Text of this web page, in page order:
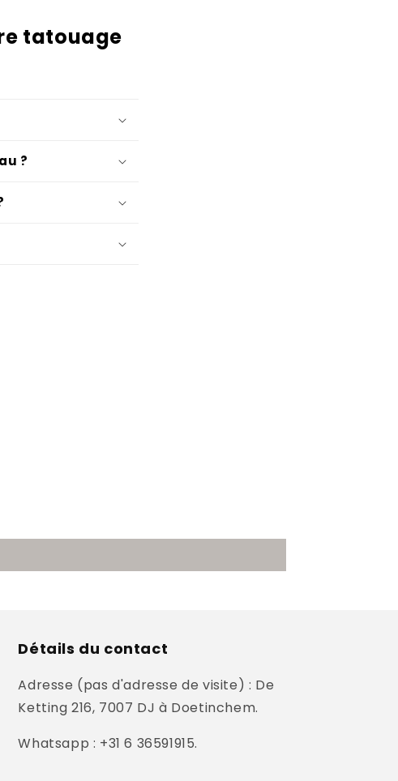
tatouage
?
Détails du contact
Adresse (pas d'adresse de visite) : De
Ketting 216, 7007 DJ à Doetinchem.
Whatsapp : +31 6 36591915.